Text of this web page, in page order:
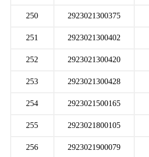
250 2923021300375
251 2923021300402
252 2923021300420
253 2923021300428
254 2923021500165
255 2923021800105
256 2923021900079